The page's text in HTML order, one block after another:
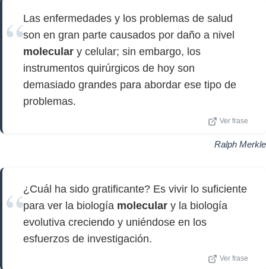
Las enfermedades y los problemas de salud
son en gran parte causados por daño a nivel
molecular y celular; sin embargo, los
instrumentos quirúrgicos de hoy son
demasiado grandes para abordar ese tipo de
problemas.
Ver frase
Ralph Merkle
¿Cuál ha sido gratificante? Es vivir lo suficiente
para ver la biología molecular y la biología
evolutiva creciendo y uniéndose en los
esfuerzos de investigación.
Ver frase